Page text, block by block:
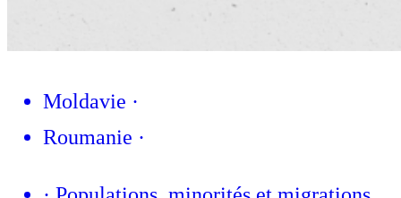
Moldavie ·
Roumanie ·